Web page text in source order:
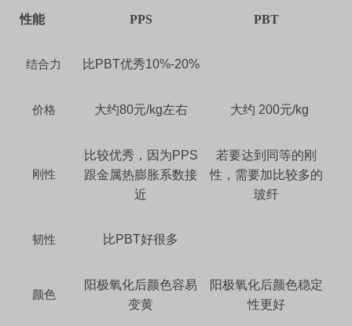
性能 PPS PBT
结合力 比PBT优秀10%-20%
价格 大约80元/kg左右 大约 200元/kg
刚性
比较优秀，因为PPS
跟金属热膨胀系数接
近
若要达到同等的刚
性，需要加比较多的
玻纤
韧性 比PBT好很多
颜色
阳极氧化后颜色容易
变黄
阳极氧化后颜色稳定
性更好